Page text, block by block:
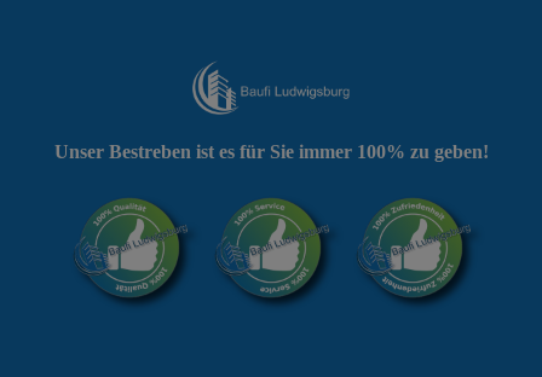
Unser Bestreben ist es für Sie immer 100% zu geben!